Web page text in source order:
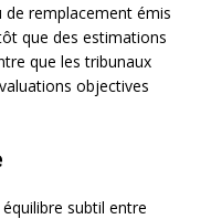
de remplacement émis
que des estimations
que les tribunaux
objectives
subtil entre